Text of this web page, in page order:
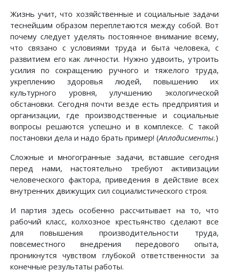
Жизнь учит, что хозяйственные и социальные задачи
теснейшим образом переплетаются между собой. Вот
почему следует уделять постоянное внимание всему,
что связано с условиями труда и быта человека, с
развитием его как личности. Нужно удвоить, утроить
усилия по сокращению ручного и тяжелого труда,
укреплению здоровья людей, повышению их
культурного уровня, улучшению экологической
обстановки. Сегодня почти везде есть предприятия и
организации, где производственные и социальные
вопросы решаются успешно и в комплексе. С такой
постановки дела и надо брать пример! (Аплодисменты.)
Сложные и многогранные задачи, вставшие сегодня
перед нами, настоятельно требуют активизации
человеческого фактора, приведения в действие всех
внутренних движущих сил социалистического строя.
И партия здесь особенно рассчитывает на то, что
рабочий класс, колхозное крестьянство сделают все
для повышения производительности труда,
повсеместного внедрения передового опыта,
проникнутся чувством глубокой ответственности за
конечные результаты работы.